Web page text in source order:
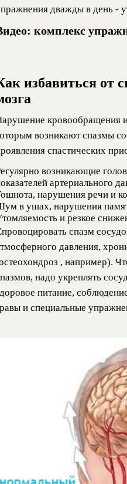
дважды в день -
комплекс
избавиться от
кровообращения
возникают спазмы
спастических
возникающие
артериального
нарушения речи и
в ушах, нарушения
и резкое
спазм
давления,
, например).
надо укреплять
питание,
и специальные